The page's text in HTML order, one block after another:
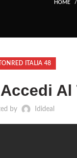
HOME
ITALIA 48
by Idideal